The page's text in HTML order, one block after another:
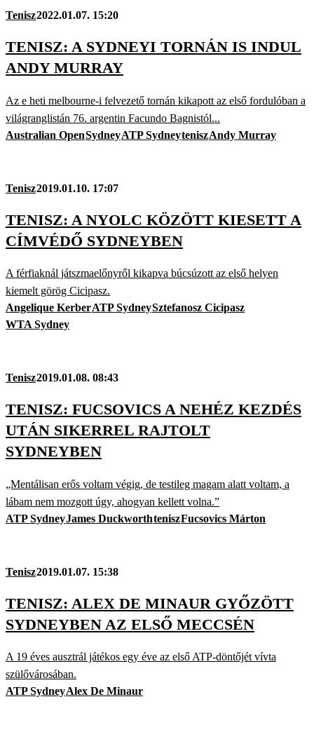
Tenisz2022.01.07. 15:20
TENISZ: A SYDNEYI TORNÁN IS INDUL
ANDY MURRAY
Az e heti melbourne-i felvezető tornán kikapott az első fordulóban a
világranglistán 76. argentin Facundo Bagnistól...
Australian OpenSydneyATP SydneyteniszAndy Murray
Tenisz2019.01.10. 17:07
TENISZ: A NYOLC KÖZÖTT KIESETT A
CÍMVÉDŐ SYDNEYBEN
A férfiaknál játszmaelőnyről kikapva búcsúzott az első helyen
kiemelt görög Cicipasz.
Angelique KerberATP SydneySztefanosz Cicipasz
WTA Sydney
Tenisz2019.01.08. 08:43
TENISZ: FUCSOVICS A NEHÉZ KEZDÉS
UTÁN SIKERREL RAJTOLT
SYDNEYBEN
„Mentálisan erős voltam végig, de testileg magam alatt voltam, a
lábam nem mozgott úgy, ahogyan kellett volna.”
ATP SydneyJames DuckworthteniszFucsovics Márton
Tenisz2019.01.07. 15:38
TENISZ: ALEX DE MINAUR GYŐZÖTT
SYDNEYBEN AZ ELSŐ MECCSÉN
A 19 éves ausztrál játékos egy éve az első ATP-döntőjét vívta
szülővárosában.
ATP SydneyAlex De Minaur